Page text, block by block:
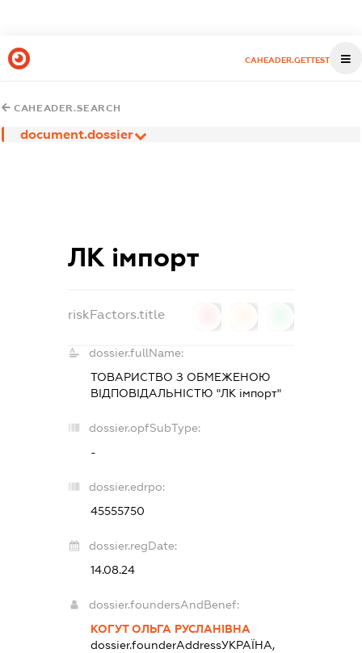
CAHEADER.GETTEST
CAHEADER.SEARCH
document.dossier
ЛК імпорт
riskFactors.title
dossier.fullName:
ТОВАРИСТВО З ОБМЕЖЕНОЮ
ВІДПОВІДАЛЬНІСТЮ "ЛК імпорт"
dossier.opfSubType:
-
dossier.edrpo:
45555750
dossier.regDate:
14.08.24
dossier.foundersAndBenef:
КОГУТ ОЛЬГА РУСЛАНІВНА
dossier.founderAddressУКРАЇНА,